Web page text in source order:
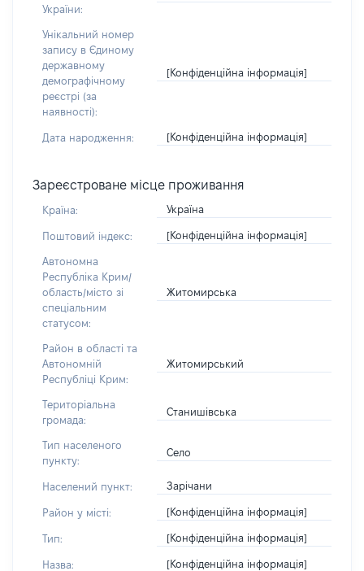
України:
Унікальний номер
запису в Єдиному
державному
демографічному
реєстрі (за
наявності):
[Конфіденційна інформація]
Дата народження: [Конфіденційна інформація]
Зареєстроване місце проживання
Країна: Україна
Поштовий індекс: [Конфіденційна інформація]
Автономна
Республіка Крим/
область/місто зі
спеціальним
статусом:
Житомирська
Район в області та
Автономній
Республіці Крим:
Житомирський
Територіальна
громада:
Станишівська
Тип населеного
пункту:
Село
Населений пункт: Зарічани
Район у місті: [Конфіденційна інформація]
Тип: [Конфіденційна інформація]
Назва: [Конфіденційна інформація]